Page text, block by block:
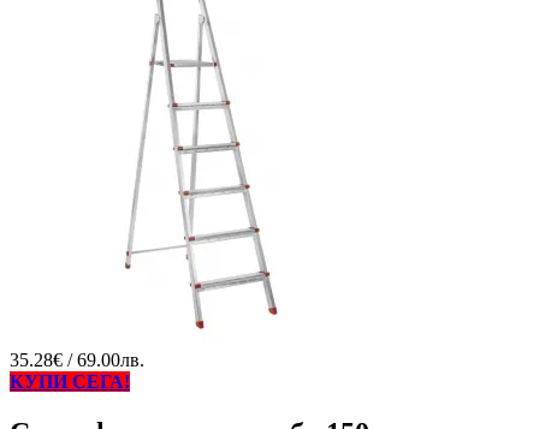
35.28€ / 69.00лв.
КУПИ СЕГА!